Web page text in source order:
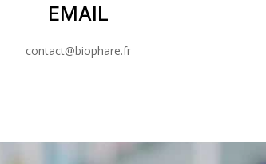
EMAIL
contact@biophare.fr